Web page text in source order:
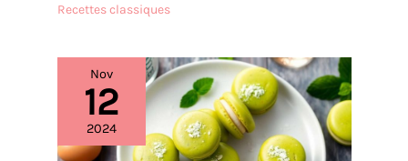
en couches et l'empilage
de gâteaux, pour les
boulangers débutants et
professionnels.
Recettes classiques
Nov
12
2024